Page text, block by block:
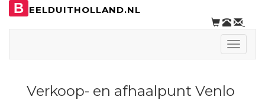
B EELDUITHOLLAND.NL
Toggle
Verkoop- en afhaalpunt Venlo